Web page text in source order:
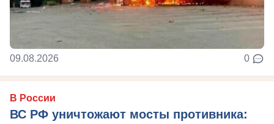
09.08.2026 0
В России
ВС РФ уничтожают мосты противника: